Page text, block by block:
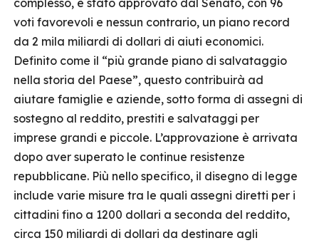
complesso, è stato approvato dal Senato, con 96
voti favorevoli e nessun contrario, un piano record
da 2 mila miliardi di dollari di aiuti economici.
Definito come il “più grande piano di salvataggio
nella storia del Paese”, questo contribuirà ad
aiutare famiglie e aziende, sotto forma di assegni di
sostegno al reddito, prestiti e salvataggi per
imprese grandi e piccole. L’approvazione è arrivata
dopo aver superato le continue resistenze
repubblicane. Più nello specifico, il disegno di legge
include varie misure tra le quali assegni diretti per i
cittadini fino a 1200 dollari a seconda del reddito,
circa 150 miliardi di dollari da destinare agli